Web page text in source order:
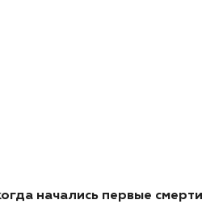
начались первые смерти